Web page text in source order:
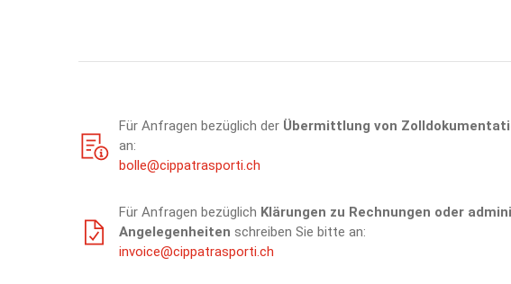
Für Anfragen bezüglich der Übermittlung von
an:
bolle@cippatrasporti.ch
Für Anfragen bezüglich Klärungen zu Rechnungen oder
Angelegenheiten schreiben Sie bitte an:
invoice@cippatrasporti.ch